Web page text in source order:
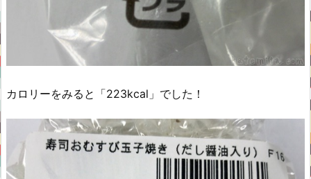
カロリーをみると「223kcal」でした！